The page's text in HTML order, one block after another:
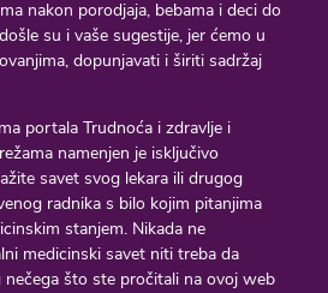
nakon porodjaja, bebama i deci do
su i vaše sugestije, jer ćemo u
dopunjavati i širiti sadržaj
portala Trudnoća i zdravlje i
namenjen je isključivo
savet svog lekara ili drugog
radnika s bilo kojim pitanjima
stanjem. Nikada ne
medicinski savet niti treba da
što ste pročitali na ovoj web